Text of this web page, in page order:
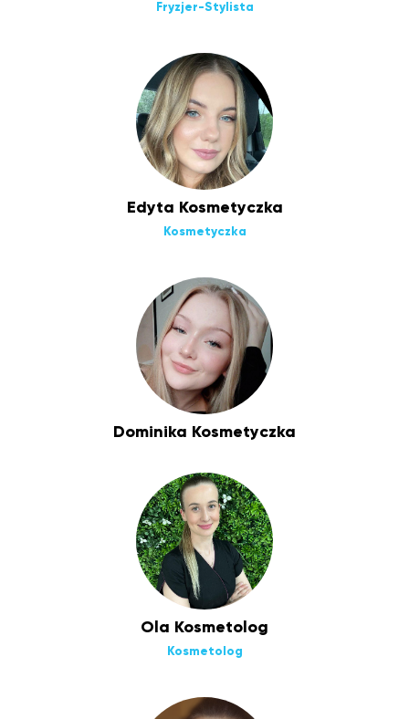
Fryzjer-Stylista
Edyta Kosmetyczka
Kosmetyczka
Dominika Kosmetyczka
Ola Kosmetolog
Kosmetolog